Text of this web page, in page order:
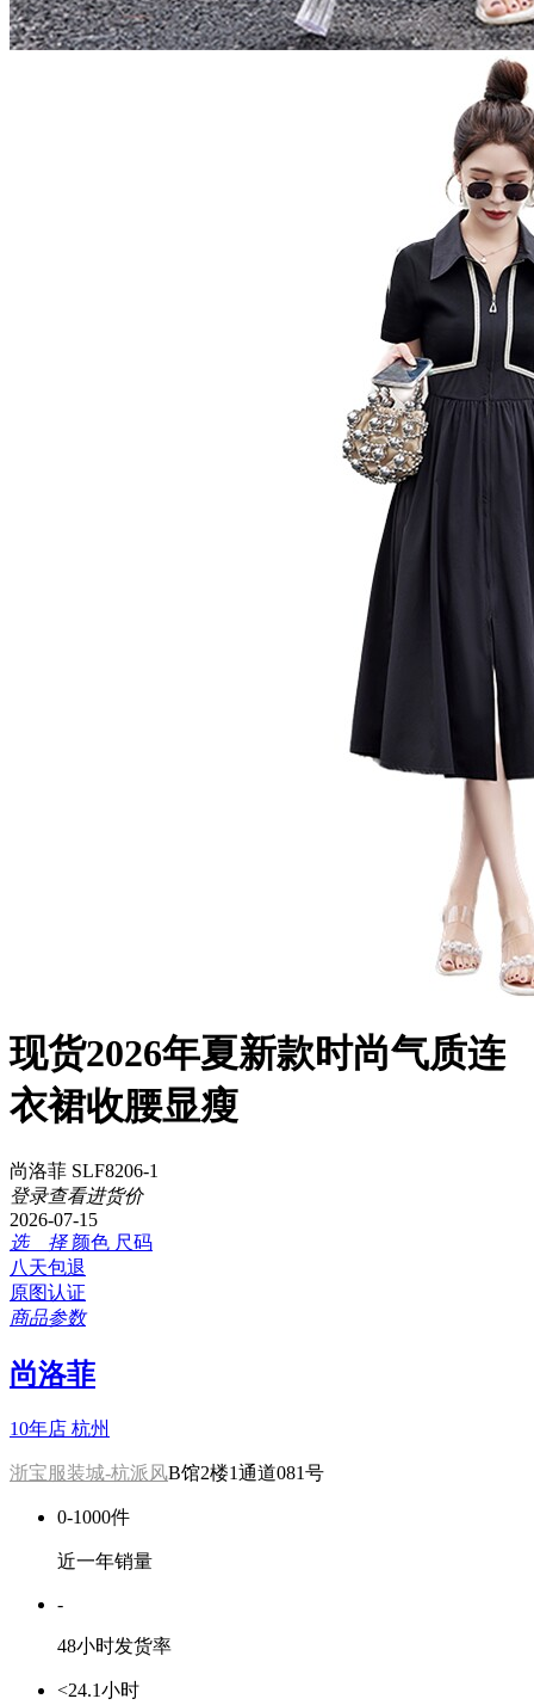
现货2026年夏新款时尚气质连
衣裙收腰显瘦
尚洛菲 SLF8206-1
登录查看进货价
2026-07-15
选 择 颜色 尺码
八天包退
原图认证
商品参数
尚洛菲
10年店 杭州
浙宝服装城-杭派风B馆2楼1通道081号
0-1000件
近一年销量
-
48小时发货率
<24.1小时